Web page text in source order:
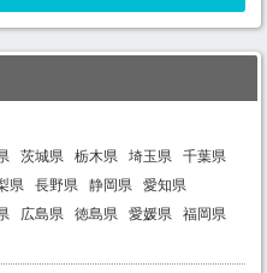
茨城県 栃木県 埼玉県
千葉県
県 長野県 静岡県
愛知県
広島県 徳島県 愛媛県
福岡県